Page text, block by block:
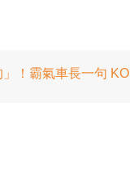
！霸氣車長一句 KO